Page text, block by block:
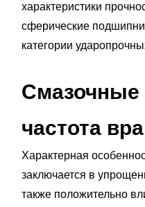
характеристики
сферические
категории
Смазочные
частота
Характерная
заключается в
также положительно